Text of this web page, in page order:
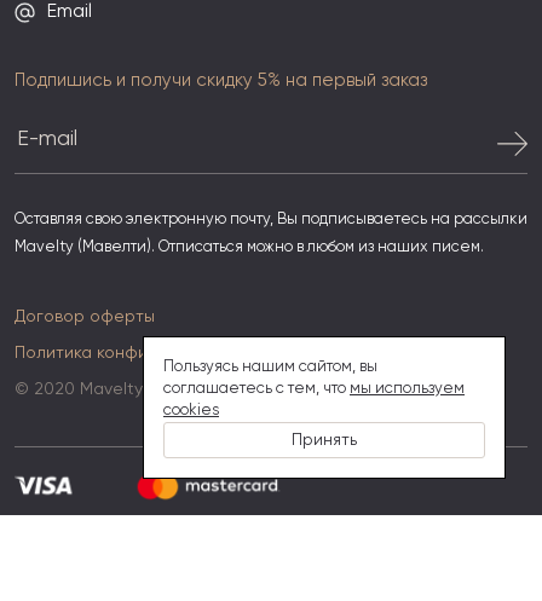
Подпишись и получи скидку 5% на первый заказ
Оставляя свою электронную почту, Вы подписываетесь на рассылки
Mavelty (Мавелти). Отписаться можно в любом из наших писем.
Email
Договор оферты
Политика конфиденциальности
© 2020 Mavelty
Пользуясь нашим сайтом, вы
соглашаетесь с тем, что мы используем
cookies
Принять